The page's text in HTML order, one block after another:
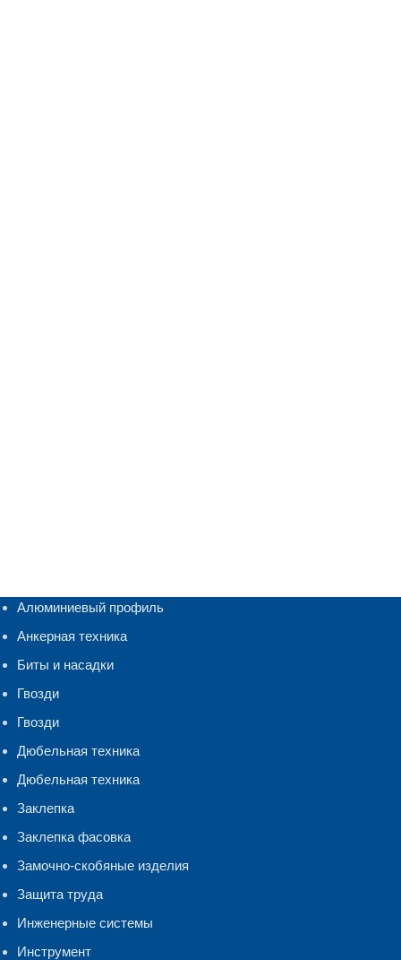
Алюминиевый профиль
Анкерная техника
Биты и насадки
Гвозди
Гвозди
Дюбельная техника
Дюбельная техника
Заклепка
Заклепка фасовка
Замочно-скобяные изделия
Защита труда
Инженерные системы
Инструмент